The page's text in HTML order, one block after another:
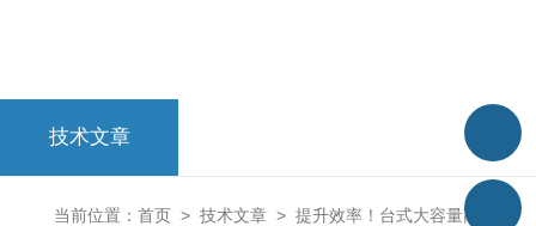
技术文章
当前位置： 首页 > 技术文章 > 提升效率！台式大容量高速冷冻离心机功率升级